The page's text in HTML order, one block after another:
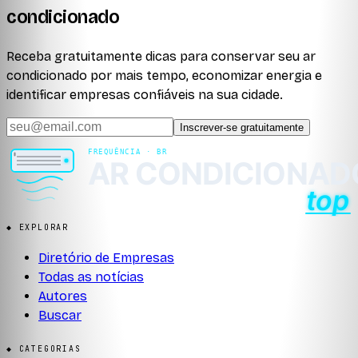
condicionado
Receba gratuitamente dicas para conservar seu ar
condicionado por mais tempo, economizar energia e
identificar empresas confiáveis na sua cidade.
Inscrever-se gratuitamente
◆ EXPLORAR
Diretório de Empresas
Todas as notícias
Autores
Buscar
◆ CATEGORIAS